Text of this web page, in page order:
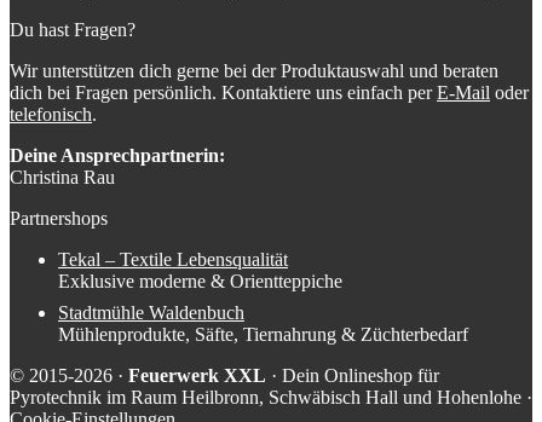
Du hast Fragen?
Wir unterstützen dich gerne bei der Produktauswahl und beraten
dich bei Fragen persönlich. Kontaktiere uns einfach perE-Mail oder
telefonisch.
Deine Ansprechpartnerin:
Christina Rau
Partnershops
Tekal – Textile Lebensqualität
Exklusive moderne & Orientteppiche
Stadtmühle Waldenbuch
Mühlenprodukte, Säfte, Tiernahrung & Züchterbedarf
© 2015-2026 · Feuerwerk XXL · Dein Onlineshop für
Pyrotechnik im Raum Heilbronn, Schwäbisch Hall und Hohenlohe ·